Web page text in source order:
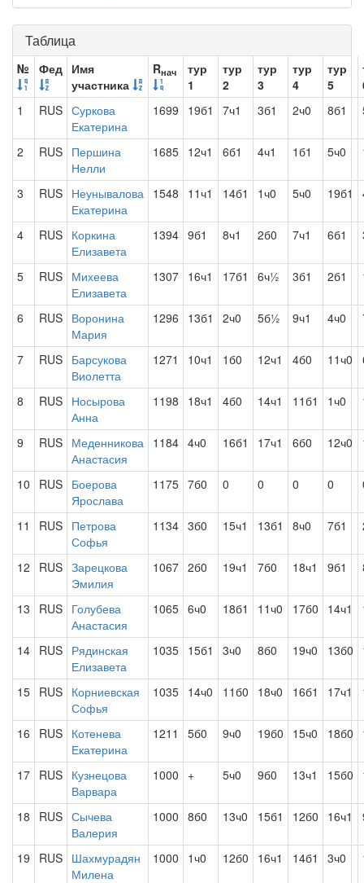
Таблица
№ Фед Имя
участника
Rнач
тур
1
тур
2
тур
3
тур
4
тур
5
1
RUS Суркова
Екатерина
1699 19б1 7ч1 3б1 2ч0 8б1
2 RUS Першина
Нелли
1685 12ч1 6б1 4ч1 1б1 5ч0
3 RUS Неунывалова
Екатерина
1548 11ч1 14б1 1ч0 5ч0 19б1
4 RUS Коркина
Елизавета
1394 9б1 8ч1 2б0 7ч1 6б1
5 RUS Михеева
Елизавета
1307 16ч1 17б1 6ч½ 3б1 2б1
6 RUS Воронина
Мария
1296 13б1 2ч0 5б½ 9ч1 4ч0
7 RUS Барсукова
Виолетта
1271 10ч1 1б0 12ч1 4б0 11ч0
8 RUS Носырова
Анна
1198 18ч1 4б0 14ч1 11б1 1ч0
9 RUS Меденникова
Анастасия
1184 4ч0 16б1 17ч1 6б0 12ч0
10 RUS Боерова
Ярослава
1175 7б0 0 0 0 0
11 RUS Петрова
Софья
1134 3б0 15ч1 13б1 8ч0 7б1
12 RUS Зарецкова
Эмилия
1067 2б0 19ч1 7б0 18ч1 9б1
13 RUS Голубева
Анастасия
1065 6ч0 18б1 11ч0 17б0 14ч1
14 RUS Рядинская
Елизавета
1035 15б1 3ч0 8б0 19ч0 13б0
15 RUS Корниевская
Софья
1035 14ч0 11б0 18ч0 16б1 17ч1
16 RUS Котенева
Екатерина
1211 5б0 9ч0 19б0 15ч0 18б0
17 RUS Кузнецова
Варвара
1000 + 5ч0 9б0 13ч1 15б0
18 RUS Сычева
Валерия
1000 8б0 13ч0 15б1 12б0 16ч1
19 RUS Шахмурадян
Милена
1000 1ч0 12б0 16ч1 14б1 3ч0